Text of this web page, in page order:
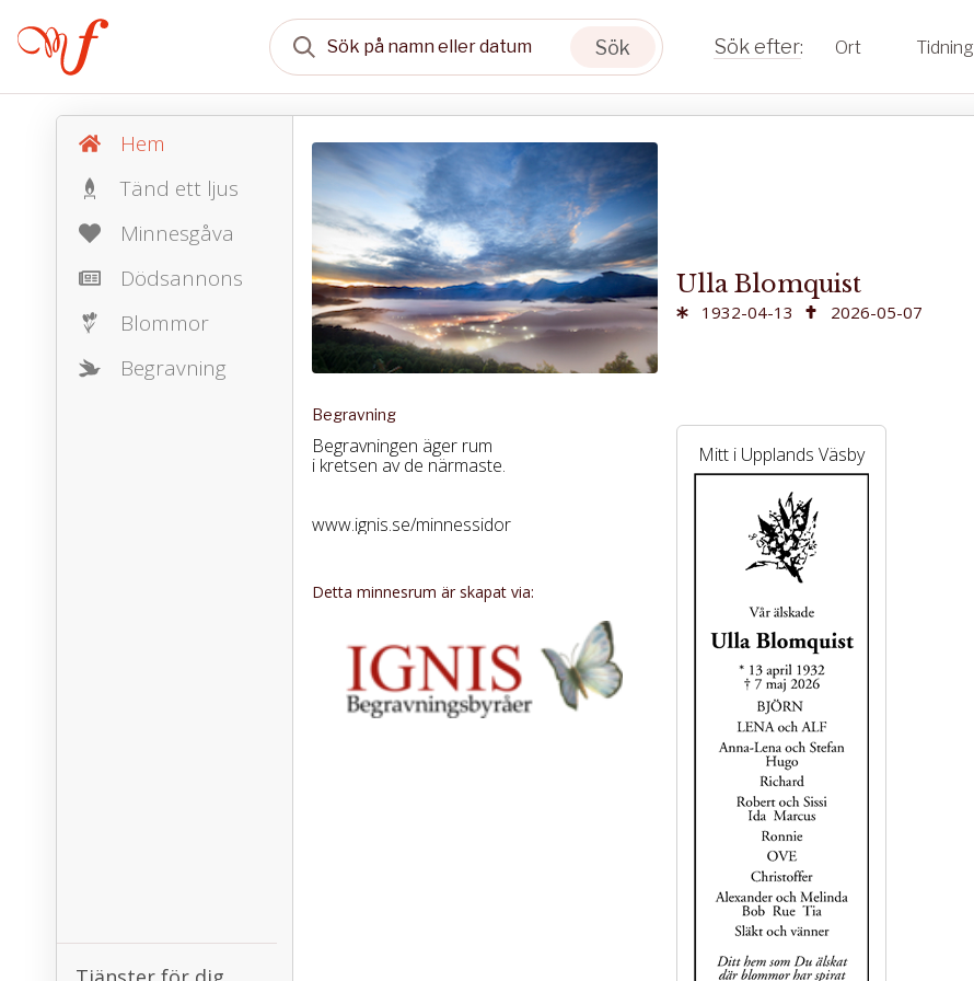
Sök Ort Tidning
Hem
Tänd ett ljus
Minnesgåva
Dödsannons
Blommor
Begravning
Begravning
Begravningen äger rum
i kretsen av de närmaste.
www.ignis.se/minnessidor
Detta minnesrum är skapat via:
Ulla Blomquist
1932-04-13 2026-05-07
Mitt i Upplands Väsby